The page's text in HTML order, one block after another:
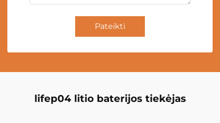
Pateikti
lifep04 litio baterijos tiekėjas